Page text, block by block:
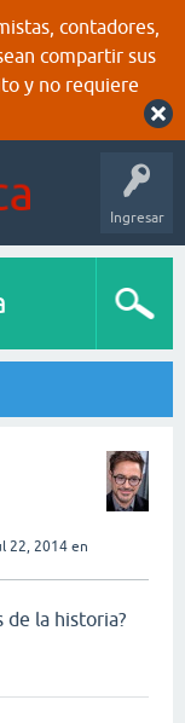
contadores,
compartir sus
y no requiere
Ingresar
22, 2014 en
de la historia?